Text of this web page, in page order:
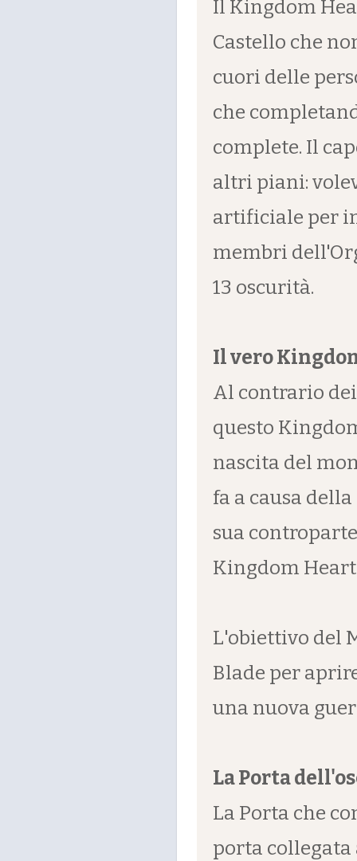
Il Kingdom
Castello che
cuori delle
che
complete. Il
altri piani:
artificiale per
membri
13 oscurità.
Il vero
Al contrario
questo
nascita del
fa a causa
sua
Kingdom
L'obiettivo del
Blade per
una nuova
La Porta
La Porta che
porta collegata